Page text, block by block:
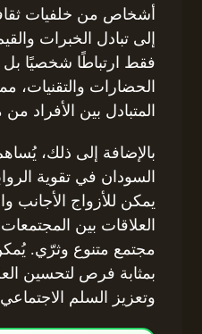
أشخاص من خلفيات
إلى تبادل الخبرات
فقط ارتباطًا شخصيًا بل
الحضارات والتقنيات،
المتبادل بين الأفراد
بالإضافة إلى ذلك،
السودان في تقوية
يمكن للأزواج الأجانب
العلاقات بين
مجتمع متنوع وثرّي.
بمثابة فرص لتحسين
وتعزيز السلم